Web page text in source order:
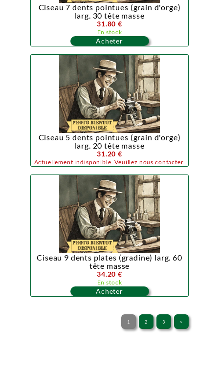
Ciseau 7 dents pointues (grain d'orge)
larg. 30 tête masse
31.80 €
En stock
Acheter
Ciseau 5 dents pointues (grain d'orge)
larg. 20 tête masse
31.20 €
Actuellement indisponible. Veuillez nous contacter.
Ciseau 9 dents plates (gradine) larg. 60
tête masse
34.20 €
En stock
Acheter
1 2 3 >